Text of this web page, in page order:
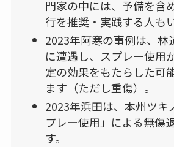
門家の中には、予備を含
行を推奨・実践する人も
2023年阿寒の事例は、林
に遭遇し、スプレー使用
定の効果をもたらした可
ます（ただし重傷）。
2023年浜田は、本州ツキ
プレー使用」による無傷
す。